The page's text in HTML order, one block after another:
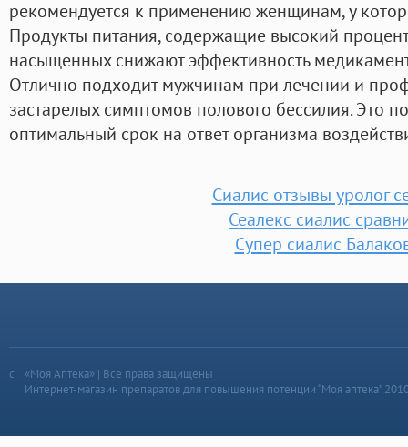
рекомендуется к применению женщинам, у
Продукты питания, содержащие высокий
насыщенных снижают эффективность
Отлично подходит мужчинам при лечении и
застарелых симптомов полового бессилия. Это
оптимальный срок на ответ организма
Сиалис отзывы уролог
Сеалекс сиалис
Супер сиалис
«Моя Аптека» | Все права защищены
Интернет-магазин препаратов для повышения потенции “Моя аптека”